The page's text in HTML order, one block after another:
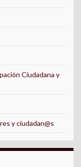
Ciudadana y
y ciudadan@s